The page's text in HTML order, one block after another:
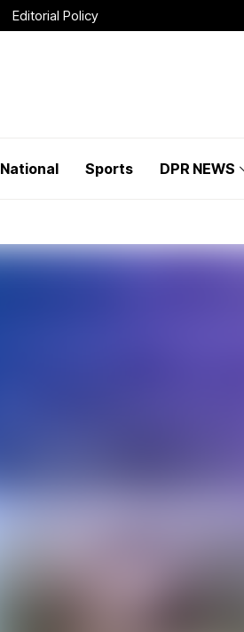
Editorial Policy
National Sports DPR NEWS